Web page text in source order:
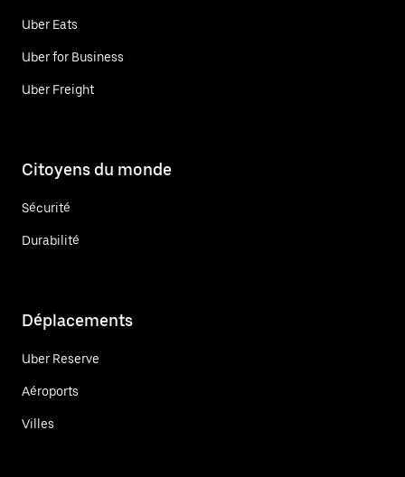
Uber Eats
Uber for Business
Uber Freight
Citoyens du monde
Sécurité
Durabilité
Déplacements
Uber Reserve
Aéroports
Villes